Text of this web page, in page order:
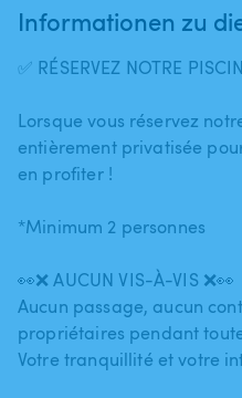
Informationen zu
✅ RÉSERVEZ NOTRE
Lorsque vous réservez
entièrement privatisée
en profiter !
*Minimum 2 personnes
👀❌ AUCUN VIS-À-VIS ❌👀
Aucun passage​,​ aucun
propriétaires pendant
Votre tranquillité et votre